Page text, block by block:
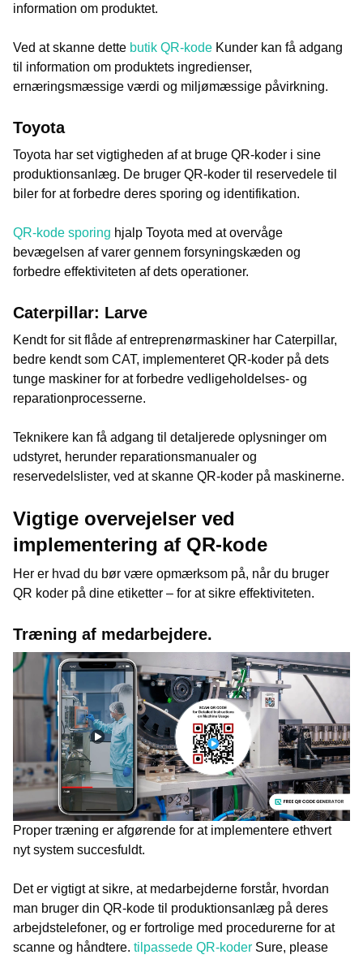
information om produktet.
Ved at skanne dette butik QR-kode Kunder kan få adgang
til information om produktets ingredienser,
ernæringsmæssige værdi og miljømæssige påvirkning.
Toyota
Toyota har set vigtigheden af at bruge QR-koder i sine
produktionsanlæg. De bruger QR-koder til reservedele til
biler for at forbedre deres sporing og identifikation.
QR-kode sporing hjalp Toyota med at overvåge
bevægelsen af varer gennem forsyningskæden og
forbedre effektiviteten af ​​dets operationer.
Caterpillar: Larve
Kendt for sit flåde af entreprenørmaskiner har Caterpillar,
bedre kendt som CAT, implementeret QR-koder på dets
tunge maskiner for at forbedre vedligeholdelses- og
reparationprocesserne.
Teknikere kan få adgang til detaljerede oplysninger om
udstyret, herunder reparationsmanualer og
reservedelslister, ved at skanne QR-koder på maskinerne.
Vigtige overvejelser ved
implementering af QR-kode
Her er hvad du bør være opmærksom på, når du bruger
QR koder på dine etiketter – for at sikre effektiviteten.
Træning af medarbejdere.
Proper træning er afgørende for at implementere ethvert
nyt system succesfuldt.
Det er vigtigt at sikre, at medarbejderne forstår, hvordan
man bruger din QR-kode til produktionsanlæg på deres
arbejdstelefoner, og er fortrolige med procedurerne for at
scanne og håndtere. tilpassede QR-koder Sure, please